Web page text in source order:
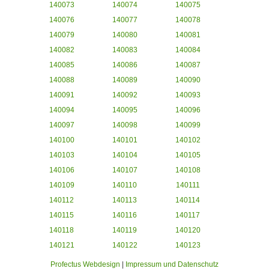
140073
140074
140075
140076
140077
140078
140079
140080
140081
140082
140083
140084
140085
140086
140087
140088
140089
140090
140091
140092
140093
140094
140095
140096
140097
140098
140099
140100
140101
140102
140103
140104
140105
140106
140107
140108
140109
140110
140111
140112
140113
140114
140115
140116
140117
140118
140119
140120
140121
140122 140123
Profectus Webdesign Impressum und Datenschutz